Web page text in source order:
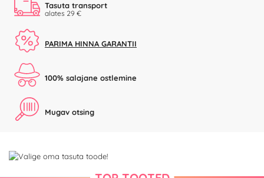
Tasuta transport
alates 29 €
PARIMA HINNA GARANTII
100% salajane ostlemine
Mugav otsing